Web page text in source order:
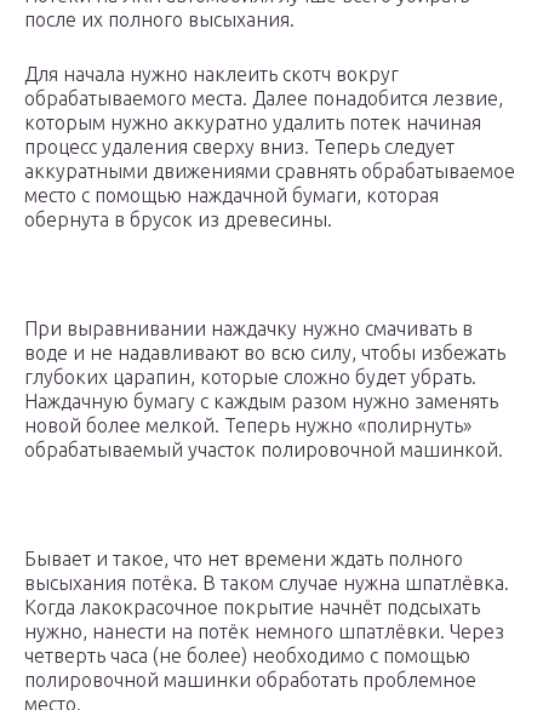
после их полного высыхания.
Для начала нужно наклеить скотч вокруг
обрабатываемого места. Далее понадобится лезвие,
которым нужно аккуратно удалить потек начиная
процесс удаления сверху вниз. Теперь следует
аккуратными движениями сравнять обрабатываемое
место с помощью наждачной бумаги, которая
обернута в брусок из древесины.
При выравнивании наждачку нужно смачивать в
воде и не надавливают во всю силу, чтобы избежать
глубоких царапин, которые сложно будет убрать.
Наждачную бумагу с каждым разом нужно заменять
новой более мелкой. Теперь нужно «полирнуть»
обрабатываемый участок полировочной машинкой.
Бывает и такое, что нет времени ждать полного
высыхания потёка. В таком случае нужна шпатлёвка.
Когда лакокрасочное покрытие начнёт подсыхать
нужно, нанести на потёк немного шпатлёвки. Через
четверть часа (не более) необходимо с помощью
полировочной машинки обработать проблемное
место.